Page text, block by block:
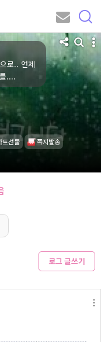
가,되기를....
트선물 쪽지발송
로그 글쓰기